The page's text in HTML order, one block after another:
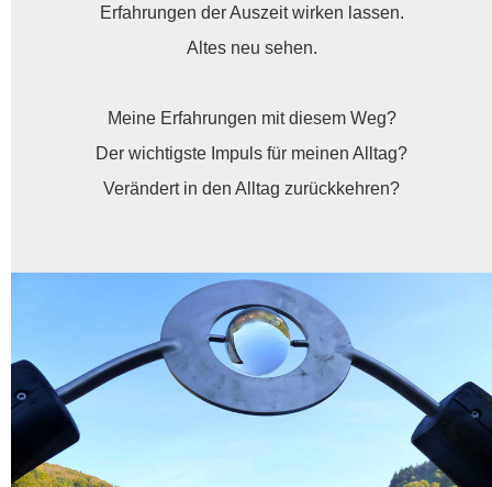
Erfahrungen der Auszeit wirken lassen.
Altes neu sehen.
Meine Erfahrungen mit diesem Weg?
Der wichtigste Impuls für meinen Alltag?
Verändert in den Alltag zurückkehren?